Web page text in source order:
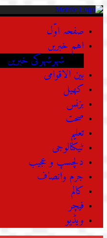
صفحہ اوّل
اہم خبریں
شہرشہرکی خبریں
بین الاقوامی
کھیل
بزنس
صحت
تعلیم
ٹیکنالوجی
دلچسپ و عجیب
جرم وانصاف
کالم
فیچر
ویڈیو